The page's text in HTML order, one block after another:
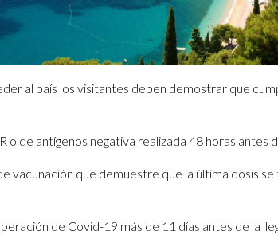
al país los visitantes deben demostrar que
o de antígenos negativa realizada 48 horas antes
vacunación que demuestre que la última dosis
de Covid-19 más de 11 días antes de la